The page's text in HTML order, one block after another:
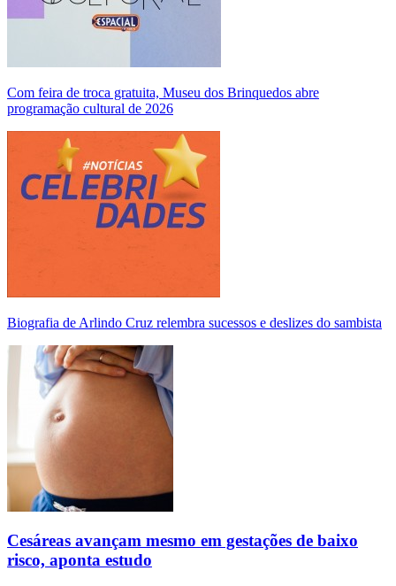
Com feira de troca gratuita, Museu dos Brinquedos abre
programação cultural de 2026
Biografia de Arlindo Cruz relembra sucessos e deslizes do sambista
Cesáreas avançam mesmo em gestações de baixo
risco, aponta estudo